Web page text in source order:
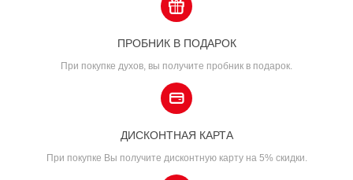
ПРОБНИК В ПОДАРОК
При покупке духов, вы получите пробник в подарок.
ДИСКОНТНАЯ КАРТА
При покупке Вы получите дисконтную карту на 5% скидки.